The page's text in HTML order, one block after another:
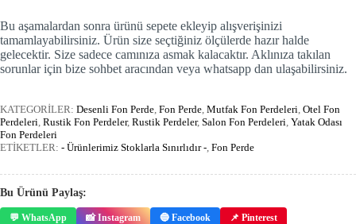
Bu aşamalardan sonra ürünü sepete ekleyip alışverişinizi
tamamlayabilirsiniz. Ürün size seçtiğiniz ölçülerde hazır halde
gelecektir. Size sadece camınıza asmak kalacaktır. Aklınıza takılan
sorunlar için bize sohbet aracından veya whatsapp dan ulaşabilirsiniz.
KATEGORİLER: Desenli Fon Perde Fon Perde Mutfak Fon Perdeleri Otel Fon
Perdeleri Rustik Fon Perdeler, Rustik Perdeler, Salon Fon Perdeleri Yatak Odası
Fon Perdeleri
ETİKETLER: - Ürünlerimiz Stoklarla Sınırlıdır - Fon Perde
Bu Ürünü Paylaş:
💬 WhatsApp 📸 Instagram 🔵 Facebook 📌 Pinterest